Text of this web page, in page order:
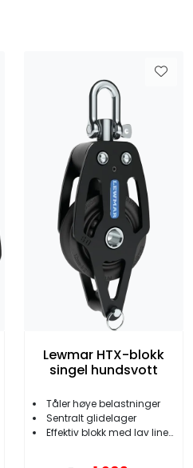
Lewmar HTX-blokk
singel hundsvott
Tåler høye belastninger
Sentralt glidelager
Effektiv blokk med lav lineslitasje